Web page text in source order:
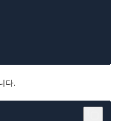
다.